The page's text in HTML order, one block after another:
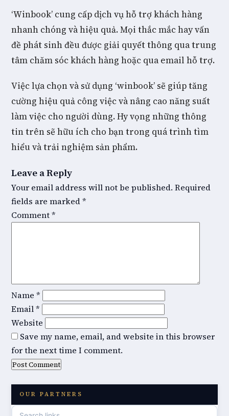
‘Winbook’ cung cấp dịch vụ hỗ trợ khách hàng
nhanh chóng và hiệu quả. Mọi thắc mắc hay vấn
đề phát sinh đều được giải quyết thông qua trung
tâm chăm sóc khách hàng hoặc qua email hỗ trợ.
Việc lựa chọn và sử dụng ‘winbook’ sẽ giúp tăng
cường hiệu quả công việc và nâng cao năng suất
làm việc cho người dùng. Hy vọng những thông
tin trên sẽ hữu ích cho bạn trong quá trình tìm
hiểu và trải nghiệm sản phẩm.
Leave a Reply
Your email address will not be published. Required
fields are marked*
Comment*
Name *
Email*
Website
Save my name, email, and website in this browser
for the next time I comment.
OUR PARTNERS